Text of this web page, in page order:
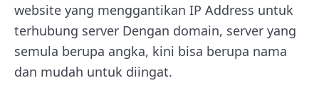
website yang menggantikan IP Address untuk
terhubung server Dengan domain, server yang
semula berupa angka, kini bisa berupa nama
dan mudah untuk diingat.